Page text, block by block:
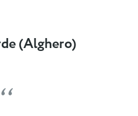
(Alghero)